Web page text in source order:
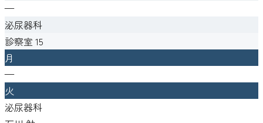
—
泌尿器科
診察室 15
月
—
火
泌尿器科